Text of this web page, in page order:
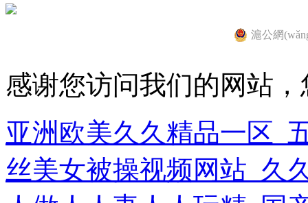
滬公網
感谢您访问我们的网站
亚洲欧美久久精品一区_
丝美女被操视频网站_久